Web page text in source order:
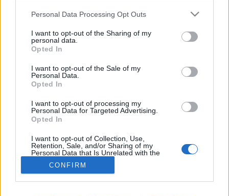
Please note that this website/app uses one or more Google
not limited to your visit or usage behaviour. You may click to
grant or deny consent to Google and its third-party tags to
use your data for below specified purposes in below Google
consent section.
Personal Data Processing Opt Outs
I want to opt-out of the Sharing of my
personal data.
Opted In
I want to opt-out of the Sale of my
Personal Data.
Opted In
I want to opt-out of processing my
Personal Data for Targeted Advertising.
Opted In
I want to opt-out of Collection, Use,
Retention, Sale, and/or Sharing of my
Personal Data that Is Unrelated with the
Purposes for which it was collected.
Opted Out
CONFIRM
Már nem mutatott életjeleket a
Dunából kimentett nő – rendőrök
és mentők együtt küzdöttek érte